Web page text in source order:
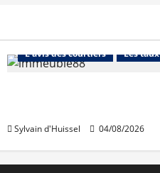
L'avis des courtiers
Les taux
Sylvain d'Huissel 04/08/2026